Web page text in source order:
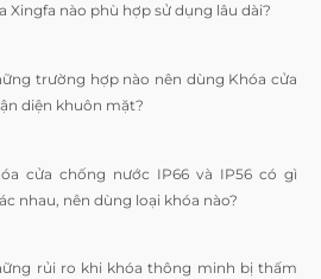
Xingfa nào phù hợp sử dụng lâu dài?
trường hợp nào nên dùng Khóa cửa
diện khuôn mặt?
cửa chống nước IP66 và IP56 có gì
nhau, nên dùng loại khóa nào?
rủi ro khi khóa thông minh bị thấm